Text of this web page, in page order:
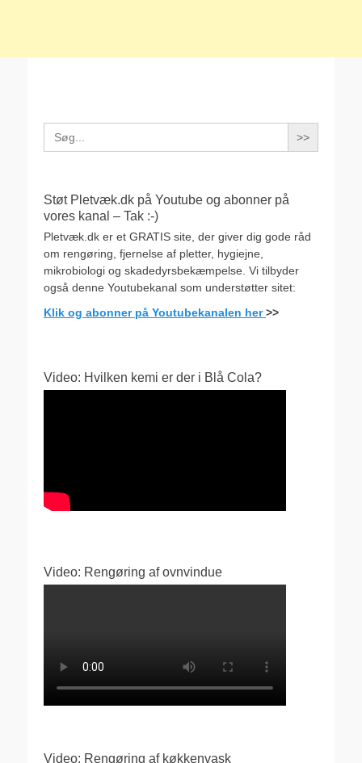
Search
for:
Støt Pletvæk.dk på Youtube og abonner på
vores kanal – Tak :-)
Pletvæk.dk er et GRATIS site, der giver dig gode råd
om rengøring, fjernelse af pletter, hygiejne,
mikrobiologi og skadedyrsbekæmpelse. Vi tilbyder
også denne Youtubekanal som understøtter sitet:
Klik og abonner på Youtubekanalen her>>
Video: Hvilken kemi er der i Blå Cola?
Video: Rengøring af ovnvindue
Video: Rengøring af køkkenvask